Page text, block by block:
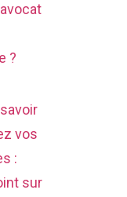
?
vos
:
sur